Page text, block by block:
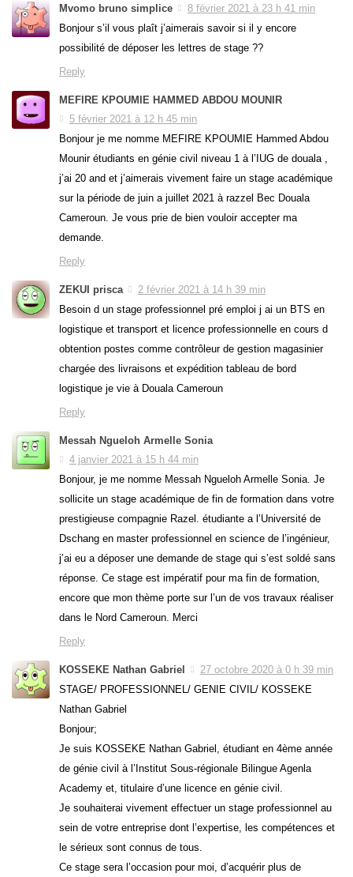
Mvomo bruno simplice
8 février 2021 à 23 h 41 min
Bonjour s’il vous plaît j’aimerais savoir si il y encore
possibilité de déposer les lettres de stage ??
Reply
MEFIRE KPOUMIE HAMMED ABDOU MOUNIR
5 février 2021 à 12 h 45 min
Bonjour je me nomme MEFIRE KPOUMIE Hammed Abdou
Mounir étudiants en génie civil niveau 1 à l’IUG de douala ,
j’ai 20 and et j’aimerais vivement faire un stage académique
sur la période de juin a juillet 2021 à razzel Bec Douala
Cameroun. Je vous prie de bien vouloir accepter ma
demande.
Reply
ZEKUI prisca
2 février 2021 à 14 h 39 min
Besoin d un stage professionnel pré emploi j ai un BTS en
logistique et transport et licence professionnelle en cours d
obtention postes comme contrôleur de gestion magasinier
chargée des livraisons et expédition tableau de bord
logistique je vie à Douala Cameroun
Reply
Messah Ngueloh Armelle Sonia
4 janvier 2021 à 15 h 44 min
Bonjour, je me nomme Messah Ngueloh Armelle Sonia. Je
sollicite un stage académique de fin de formation dans votre
prestigieuse compagnie Razel. étudiante a l’Université de
Dschang en master professionnel en science de l’ingénieur,
j’ai eu a déposer une demande de stage qui s’est soldé sans
réponse. Ce stage est impératif pour ma fin de formation,
encore que mon thème porte sur l’un de vos travaux réaliser
dans le Nord Cameroun. Merci
Reply
KOSSEKE Nathan Gabriel
27 octobre 2020 à 0 h 39 min
STAGE/ PROFESSIONNEL/ GENIE CIVIL/ KOSSEKE
Nathan Gabriel
Bonjour;
Je suis KOSSEKE Nathan Gabriel, étudiant en 4ème année
de génie civil à l’Institut Sous-régionale Bilingue Agenla
Academy et, titulaire d’une licence en génie civil.
Je souhaiterai vivement effectuer un stage professionnel au
sein de votre entreprise dont l’expertise, les compétences et
le sérieux sont connus de tous.
Ce stage sera l’occasion pour moi, d’acquérir plus de